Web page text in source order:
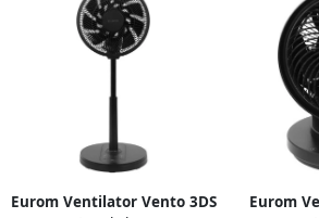
Eurom Ventilator Vento 3DS
Eurom